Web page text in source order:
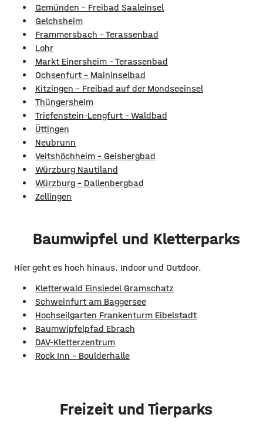
Gemünden - Freibad Saaleinsel
Gelchsheim
Frammersbach - Terassenbad
Lohr
Markt Einersheim - Terassenbad
Ochsenfurt – Maininselbad
Kitzingen - Freibad auf der Mondseeinsel
Thüngersheim
Triefenstein-Lengfurt - Waldbad
Üttingen
Neubrunn
Veitshöchheim - Geisbergbad
Würzburg Nautiland
Würzburg - Dallenbergbad
Zellingen
Baumwipfel und Kletterparks
Hier geht es hoch hinaus. Indoor und Outdoor.
Kletterwald Einsiedel Gramschatz
Schweinfurt am Baggersee
Hochseilgarten Frankenturm Eibelstadt
Baumwipfelpfad Ebrach
DAV-Kletterzentrum
Rock Inn - Boulderhalle
Freizeit und Tierparks